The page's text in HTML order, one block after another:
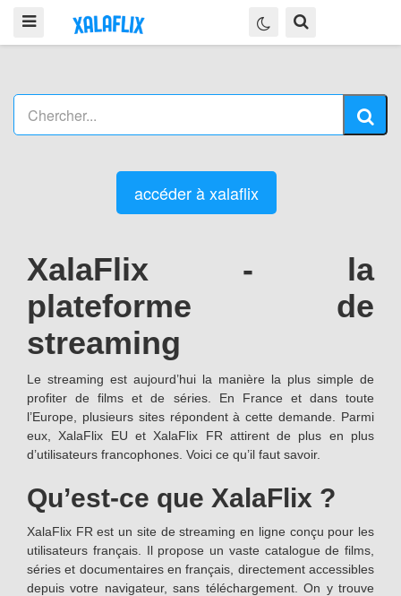
accéder à xalaflix
XalaFlix - la
plateforme de
streaming
Le streaming est aujourd’hui la manière la plus simple de
profiter de films et de séries. En France et dans toute
l’Europe, plusieurs sites répondent à cette demande. Parmi
eux, XalaFlix EU et XalaFlix FR attirent de plus en plus
d’utilisateurs francophones. Voici ce qu’il faut savoir.
Qu’est-ce que XalaFlix ?
XalaFlix FR est un site de streaming en ligne conçu pour les
utilisateurs français. Il propose un vaste catalogue de films,
séries et documentaires en français, directement accessibles
depuis votre navigateur, sans téléchargement. On y trouve